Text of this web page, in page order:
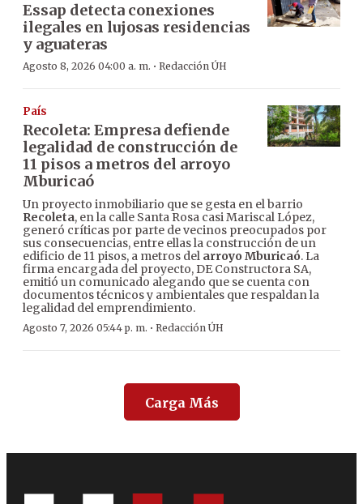
Essap detecta conexiones
ilegales en lujosas residencias
y aguateras
Agosto 8, 2026 04:00 a. m. · Redacción ÚH
País
Recoleta: Empresa defiende
legalidad de construcción de
11 pisos a metros del arroyo
Mburicaó
Un proyecto inmobiliario que se gesta en el barrio
Recoleta, en la calle Santa Rosa casi Mariscal López,
generó críticas por parte de vecinos preocupados por
sus consecuencias, entre ellas la construcción de un
edificio de 11 pisos, a metros del arroyo Mburicaó. La
firma encargada del proyecto, DE Constructora SA,
emitió un comunicado alegando que se cuenta con
documentos técnicos y ambientales que respaldan la
legalidad del emprendimiento.
Agosto 7, 2026 05:44 p. m. · Redacción ÚH
Carga Más